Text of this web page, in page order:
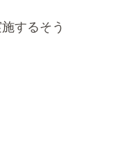
するそう